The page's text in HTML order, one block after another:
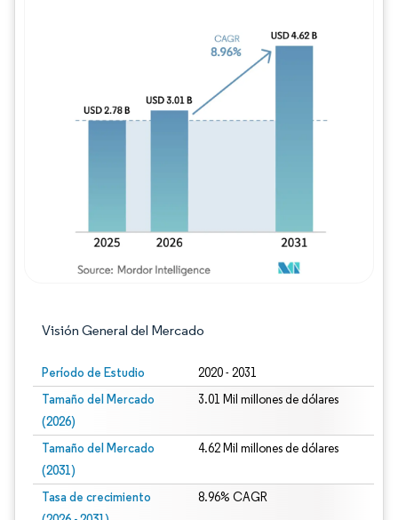
Visión General del Mercado
Período de Estudio 2020 - 2031
Tamaño del Mercado
(2026)
3.01 Mil millones de dólares
Tamaño del Mercado
(2031)
4.62 Mil millones de dólares
Tasa de crecimiento
8.96% CAGR
Imagen © Mordor Intelligence. El uso